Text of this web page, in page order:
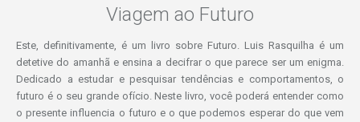
Viagem ao Futuro
Este, definitivamente, é um livro sobre Futuro. Luis Rasquilha é um
detetive do amanhã e ensina a decifrar o que parece ser um enigma.
Dedicado a estudar e pesquisar tendências e comportamentos, o
futuro é o seu grande ofício. Neste livro, você poderá entender como
o presente influencia o futuro e o que podemos esperar do que vem